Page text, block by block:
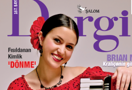
Acının gülümsemeyi öğrettiği halk
Selin SÜAR 5 Ağustos 2026
Ree - Bir şeyden dolayı
Rav İzak ALALUF 5 Ağustos 2026